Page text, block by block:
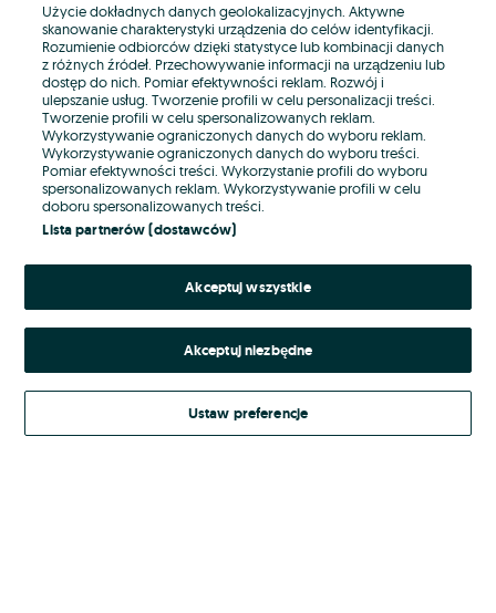
E-mail
Hasło
Nie pamiętasz hasła?
Zaloguj się
Kontynuując za pośrednictwem jednego z dostawców wskazanych powyżej,
Regulamin serwisuOLX.pl w jego aktualnym brzmieniu.
Użycie dokładnych danych geolokalizacyjnych. Aktywne
skanowanie charakterystyki urządzenia do celów identyfikacji.
Rozumienie odbiorców dzięki statystyce lub kombinacji danych
z różnych źródeł. Przechowywanie informacji na urządzeniu lub
dostęp do nich. Pomiar efektywności reklam. Rozwój i
ulepszanie usług. Tworzenie profili w celu personalizacji treści.
Tworzenie profili w celu spersonalizowanych reklam.
Wykorzystywanie ograniczonych danych do wyboru reklam.
Wykorzystywanie ograniczonych danych do wyboru treści.
Pomiar efektywności treści. Wykorzystanie profili do wyboru
spersonalizowanych reklam. Wykorzystywanie profili w celu
doboru spersonalizowanych treści.
Lista partnerów (dostawców)
Akceptuj wszystkie
Akceptuj niezbędne
Ustaw preferencje